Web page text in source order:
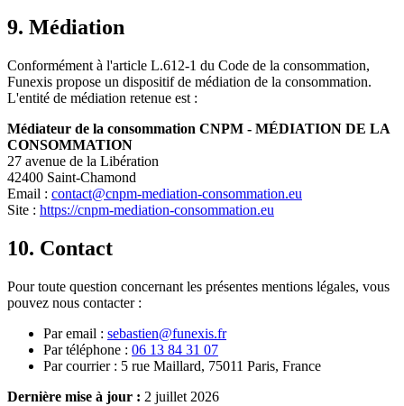
9. Médiation
Conformément à l'article L.612-1 du Code de la consommation,
Funexis propose un dispositif de médiation de la consommation.
L'entité de médiation retenue est :
Médiateur de la consommation CNPM - MÉDIATION DE LA
CONSOMMATION
27 avenue de la Libération
42400 Saint-Chamond
Email : contact@cnpm-mediation-consommation.eu
Site : https://cnpm-mediation-consommation.eu
10. Contact
Pour toute question concernant les présentes mentions légales, vous
pouvez nous contacter :
Par email : sebastien@funexis.fr
Par téléphone : 06 13 84 31 07
Par courrier : 5 rue Maillard, 75011 Paris, France
Dernière mise à jour : 2 juillet 2026